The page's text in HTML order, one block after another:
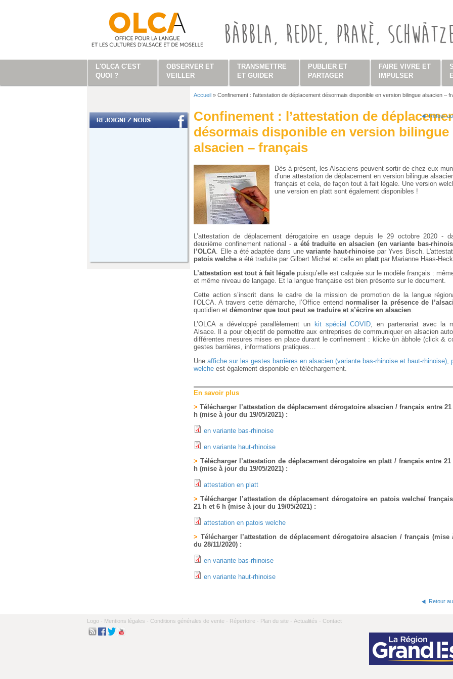
Accueil » Confinement : l’attestation de déplacement désormais disponible en version bilingue alsacien –
Retour
Confinement : l’attestation de
désormais disponible en version bilingue
alsacien – français
Dès à présent, les Alsaciens peuvent sortir de chez eux
d’une attestation de déplacement en version bilingue
français et cela, de façon tout à fait légale. Une version
une version en platt sont également disponibles !
L’attestation de déplacement dérogatoire en usage depuis le 29 octobre 2020 -
deuxième confinement national - a été traduite en alsacien (en variante bas-
l’OLCA . Elle a été adaptée dans unevariante haut-rhinoise par Yves Bisch.
patois welche a été traduite par Gilbert Michel et celle en platt par Marianne Haas-
L’attestation est tout à fait légale puisqu’elle est calquée sur le modèle français :
et même niveau de langage. Et la langue française est bien présente sur le document.
Cette action s’inscrit dans le cadre de la mission de promotion de la langue
l’OLCA. A travers cette démarche, l’Office entend normaliser la présence de
quotidien et démontrer que tout peut se traduire et s’écrire en alsacien
L’OLCA a développé parallèlement un
kit spécial COVID , en partenariat avec la
Alsace. Il a pour objectif de permettre aux entreprises de communiquer en alsacien
différentes mesures mises en place durant le confinement : klicke ùn àbhole (click &
gestes barrières, informations pratiques…
Une affiche sur les gestes barrières en alsacien (variante bas-rhinoise et haut-rhinoise),
welche est également disponible en téléchargement.
En savoir plus
> Télécharger l’attestation de déplacement dérogatoire alsacien / français entre
h (mise à jour du 19/05/2021) :
en variante bas-rhinoise
en variante haut-rhinoise
> Télécharger l’attestation de déplacement dérogatoire en platt / français entre21
h (mise à jour du 19/05/2021) :
attestation en platt
> Télécharger l’attestation de déplacement dérogatoire en patois welche/
21 h et 6 h (mise à jour du 19/05/2021) :
attestation en patois welche
> Télécharger l’attestation de déplacement dérogatoire alsacien / français (mise
du 28/11/2020) :
en variante bas-rhinoise
en variante haut-rhinoise
Retour
Logo - Mentions légales - Conditions générales de vente - Répertoire - Plan du site - Actualités - Contact
L'OLCA C'EST
QUOI ?
OBSERVER ET
VEILLER
TRANSMETTRE
ET GUIDER
PUBLIER ET
PARTAGER
FAIRE VIVRE ET
IMPULSER